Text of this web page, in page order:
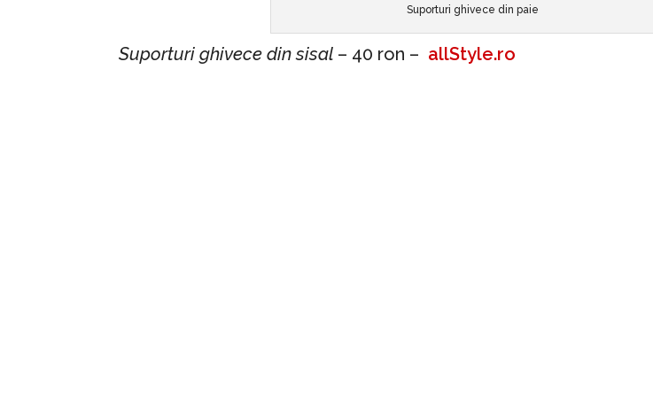
Suporturi ghivece din paie
Suporturi ghivece din sisal – 40 ron – allStyle.ro